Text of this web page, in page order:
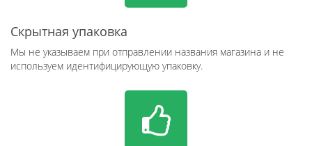
Скрытная упаковка
Мы не указываем при отправлении названия магазина и не
используем идентифицирующую упаковку.